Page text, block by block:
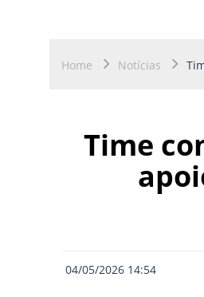
Home Notícias
Time
04/05/2026 14:54